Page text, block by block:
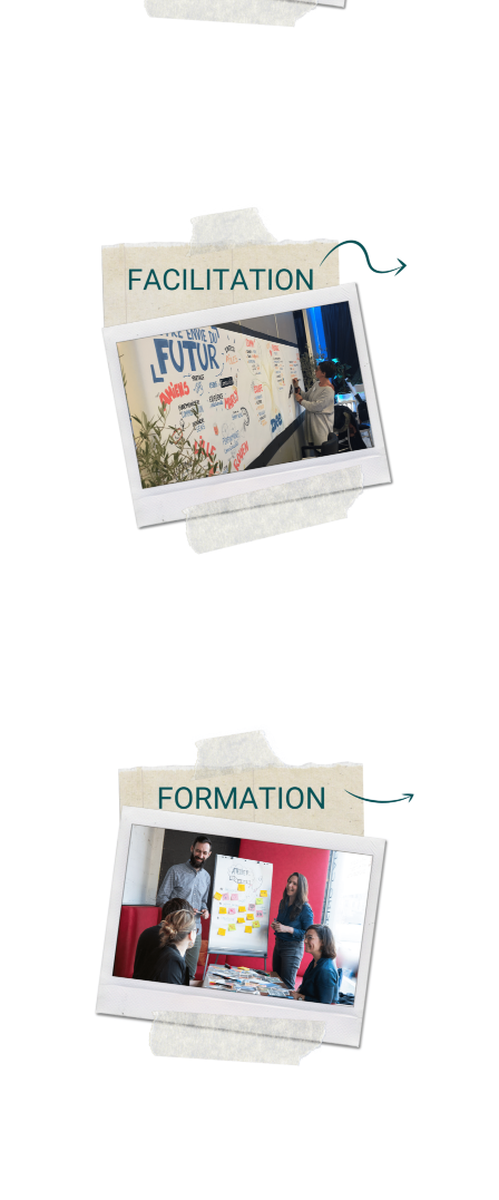
EN SAVOIR +
Structurer & libérer les énergies
action un groupe !
Engager collectivement dans l’action
Faciliter la prise de décisions
& la
résolution de problèmes
EN SAVOIR +
Développer les compétences humaines
nourrir une culture apprenante !
Développer les compétences et améliorer
la performance
Développer une culture apprenante
EN SAVOIR +